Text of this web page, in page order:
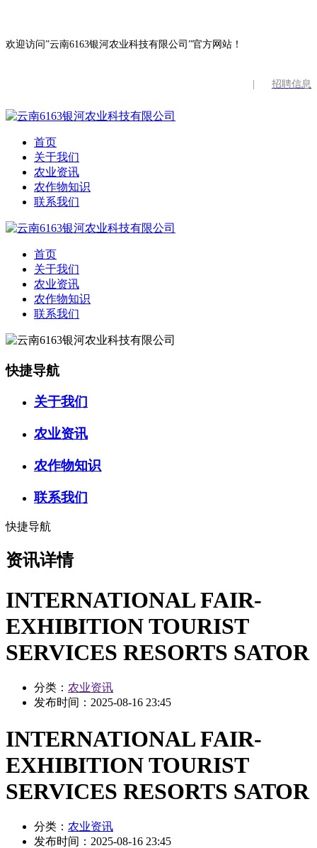
欢迎访问”云南6163银河农业科技有限公司”官方网站！
招聘信息
首页
关于我们
农业资讯
农作物知识
联系我们
首页
关于我们
农业资讯
农作物知识
联系我们
快捷导航
关于我们
农业资讯
农作物知识
联系我们
快捷导航
资讯详情
INTERNATIONAL FAIR-
EXHIBITION TOURIST
SERVICES RESORTS SATOR
分类： 农业资讯
发布时间： 2025-08-16 23:45
INTERNATIONAL FAIR-
EXHIBITION TOURIST
SERVICES RESORTS SATOR
分类： 农业资讯
发布时间： 2025-08-16 23:45